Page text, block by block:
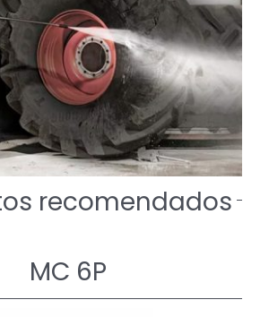
recomendados
MC 6P